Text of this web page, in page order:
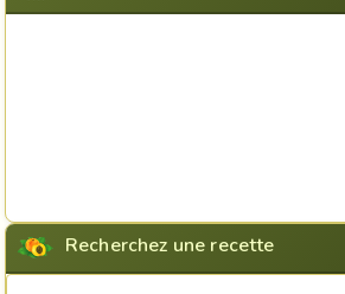
Recherchez une recette